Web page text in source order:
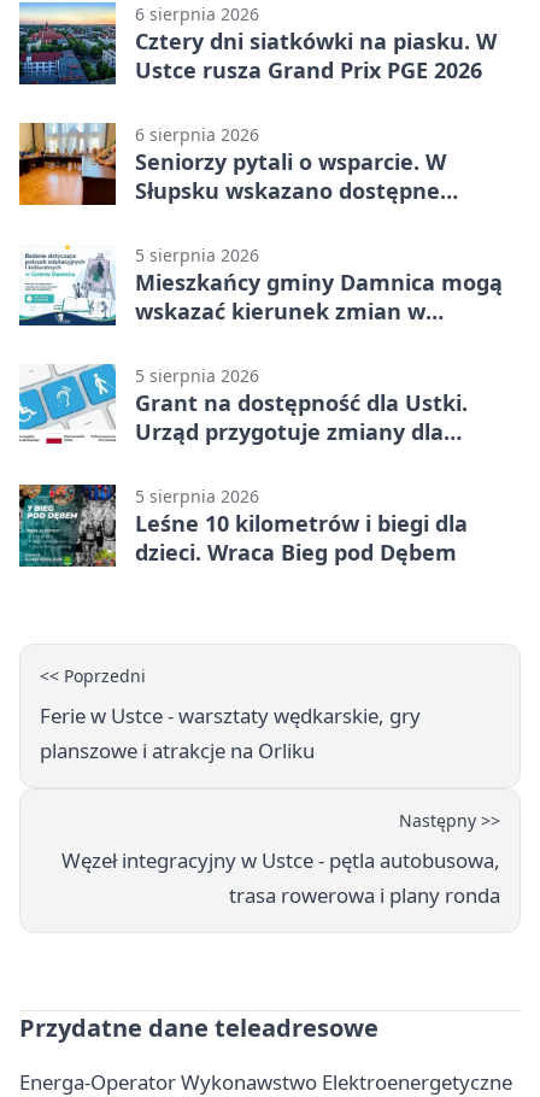
6 sierpnia 2026
Cztery dni siatkówki na piasku. W
Ustce rusza Grand Prix PGE 2026
6 sierpnia 2026
Seniorzy pytali o wsparcie. W
Słupsku wskazano dostępne
5 sierpnia 2026
Mieszkańcy gminy Damnica mogą
wskazać kierunek zmian w
5 sierpnia 2026
Grant na dostępność dla Ustki.
Urząd przygotuje zmiany dla
5 sierpnia 2026
Leśne 10 kilometrów i biegi dla
dzieci. Wraca Bieg pod Dębem
<< Poprzedni
Ferie w Ustce - warsztaty wędkarskie, gry
planszowe i atrakcje na Orliku
Następny >>
Węzeł integracyjny w Ustce - pętla autobusowa,
trasa rowerowa i plany ronda
Przydatne dane teleadresowe
Energa-Operator Wykonawstwo Elektroenergetyczne